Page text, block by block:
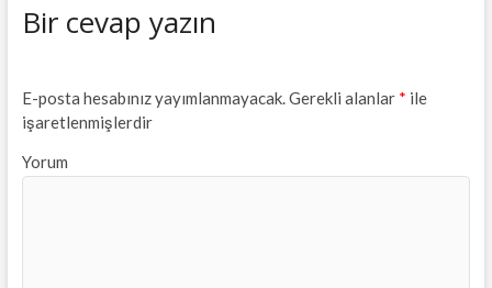
Bir cevap yazın
E-posta hesabınız yayımlanmayacak.Gerekli alanlar * ile
işaretlenmişlerdir
Yorum